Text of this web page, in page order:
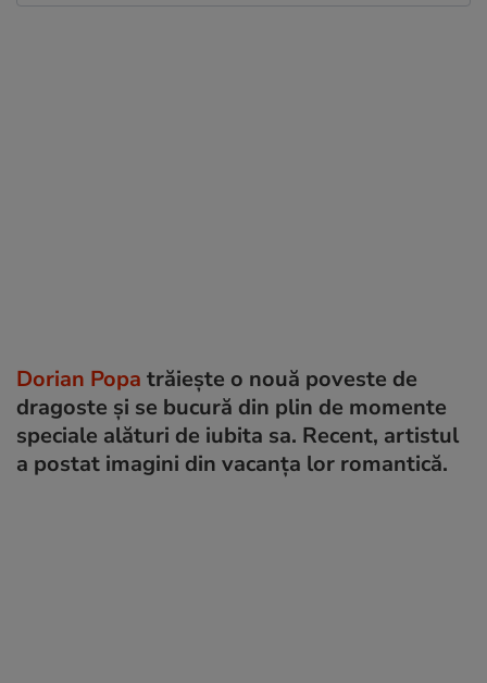
Dorian Popa trăiește o nouă poveste de
dragoste și se bucură din plin de momente
speciale alături de iubita sa. Recent, artistul
a postat imagini din vacanța lor romantică.